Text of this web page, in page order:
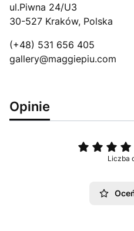
ul.Piwna 24/U3
30-527 Kraków, Polska
(+48) 531 656 405
gallery@maggiepiu.com
Opinie
Liczba